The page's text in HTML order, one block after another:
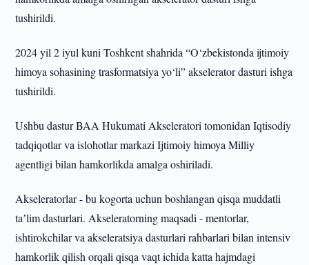
tushirildi.
2024 yil 2 iyul kuni Toshkent shahrida “O‘zbekistonda ijtimoiy
himoya sohasining trasformatsiya yo‘li” akselerator dasturi ishga
tushirildi.
Ushbu dastur BAA Hukumati Akseleratori tomonidan Iqtisodiy
tadqiqotlar va islohotlar markazi Ijtimoiy himoya Milliy
agentligi bilan hamkorlikda amalga oshiriladi.
Akseleratorlar - bu kogorta uchun boshlangan qisqa muddatli
taʼlim dasturlari. Akseleratorning maqsadi - mentorlar,
ishtirokchilar va akseleratsiya dasturlari rahbarlari bilan intensiv
hamkorlik qilish orqali qisqa vaqt ichida katta hajmdagi